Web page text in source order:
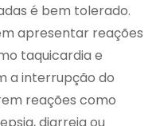
é bem tolerado.
apresentar reações
taquicardia e
a interrupção do
reações como